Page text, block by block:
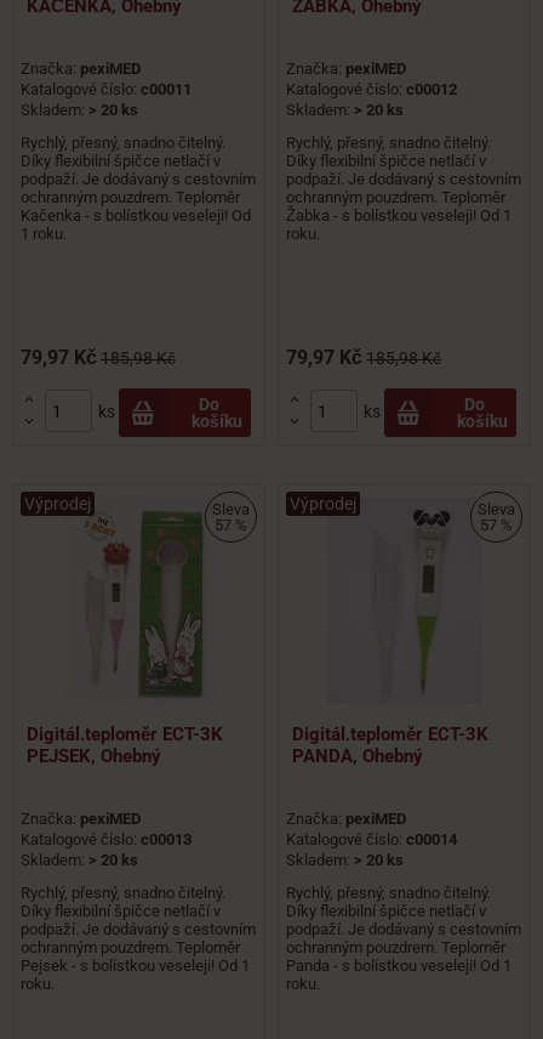
KAČENKA, Ohebný
Značka: pexiMED
Katalogové číslo: c00011
Skladem: > 20 ks
Rychlý, přesný, snadno čitelný.
Díky flexibilní špičce netlačí v
podpaží. Je dodávaný s cestovním
ochranným pouzdrem. Teploměr
Kačenka - s bolístkou veseleji! Od
1 roku.
79,97 Kč 185,98 Kč


ks
Do
košíku
ŽABKA, Ohebný
Značka: pexiMED
Katalogové číslo: c00012
Skladem: > 20 ks
Rychlý, přesný, snadno čitelný.
Díky flexibilní špičce netlačí v
podpaží. Je dodávaný s cestovním
ochranným pouzdrem. Teploměr
Žabka - s bolístkou veseleji! Od 1
roku.
79,97 Kč 185,98 Kč


ks
Do
košíku
Výprodej
Sleva
57 %
Digitál.teploměr ECT-3K
PEJSEK, Ohebný
Značka: pexiMED
Katalogové číslo: c00013
Skladem: > 20 ks
Rychlý, přesný, snadno čitelný.
Díky flexibilní špičce netlačí v
podpaží. Je dodávaný s cestovním
ochranným pouzdrem. Teploměr
Pejsek - s bolístkou veseleji! Od 1
roku.
Výprodej
Sleva
57 %
Digitál.teploměr ECT-3K
PANDA, Ohebný
Značka: pexiMED
Katalogové číslo: c00014
Skladem: > 20 ks
Rychlý, přesný, snadno čitelný.
Díky flexibilní špičce netlačí v
podpaží. Je dodávaný s cestovním
ochranným pouzdrem. Teploměr
Panda - s bolístkou veseleji! Od 1
roku.